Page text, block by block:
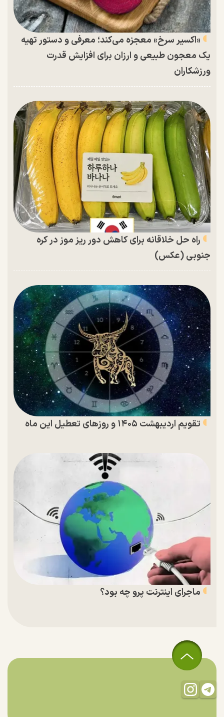
«اکسیر سرخ» معجزه می‌کند؛ معرفی و دستور تهیه
یک معجون طبیعی و ارزان برای افزایش قدرت
ورزشکاران
راه حل خلاقانه برای کاهش دور ریز موز در کره
جنوبی (عکس)
تقویم اردیبهشت ۱۴۰۵ و روز‌های تعطیل این ماه
ماجرای اینترنت پرو چه بود؟